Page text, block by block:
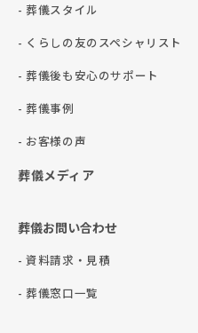
- 葬儀スタイル
- くらしの友のスペシャリスト
- 葬儀後も安心のサポート
- 葬儀事例
- お客様の声
葬儀メディア
葬儀お問い合わせ
- 資料請求・見積
- 葬儀窓口一覧